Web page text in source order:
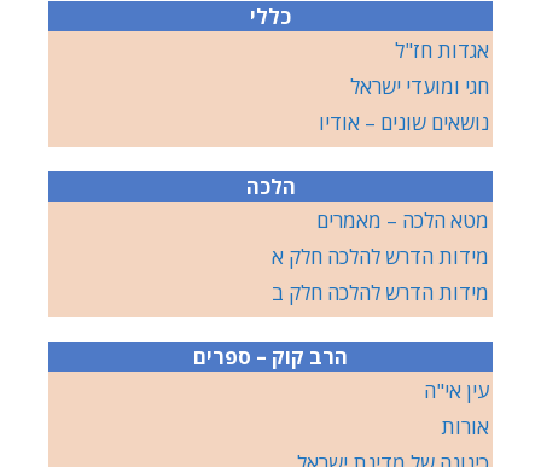
כללי
אגדות חז"ל
חגי ומועדי ישראל
נושאים שונים – אודיו
הלכה
מטא הלכה – מאמרים
מידות הדרש להלכה חלק א
מידות הדרש להלכה חלק ב
הרב קוק – ספרים
עין אי"ה
אורות